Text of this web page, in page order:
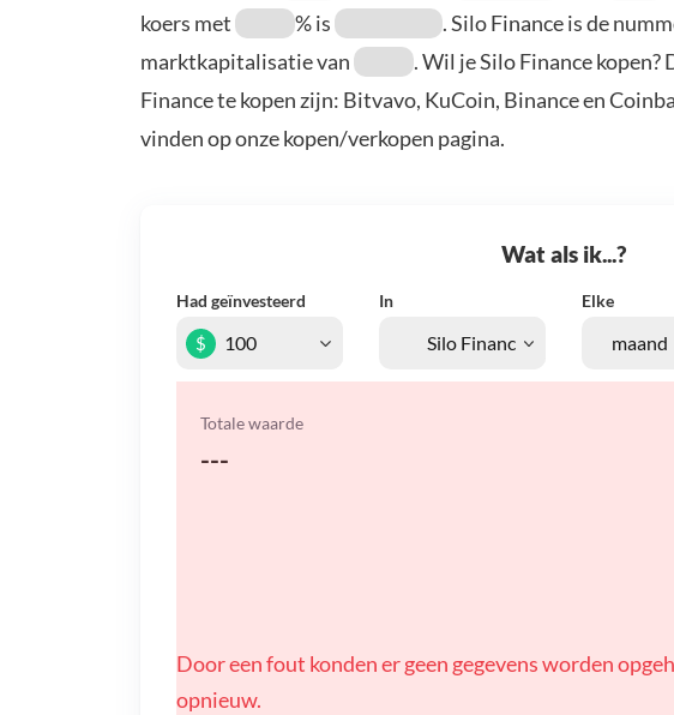
koers met
% is . Silo Finance is de
marktkapitalisatie van
. Wil je Silo Finance kopen?
Finance te kopen zijn: Bitvavo, KuCoin, Binance en
vinden op onze kopen/verkopen pagina.
Wat als ik...?
Had geïnvesteerd In Elke
$
Totale waarde
---
Door een fout konden er geen gegevens worden
opnieuw.